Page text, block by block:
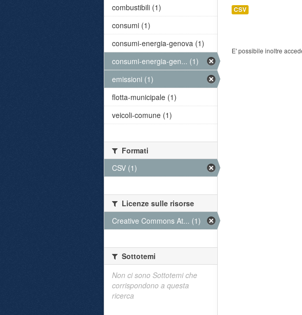
CSV
E' possibile inoltre
combustibili (1)
consumi (1)
consumi-energia-genova (1)
consumi-energia-gen... (1)
emissioni (1)
flotta-municipale (1)
veicoli-comune (1)
Formati
CSV (1)
Licenze sulle risorse
Creative Commons At... (1)
Sottotemi
Non ci sono Sottotemi che
corrispondono a questa
ricerca